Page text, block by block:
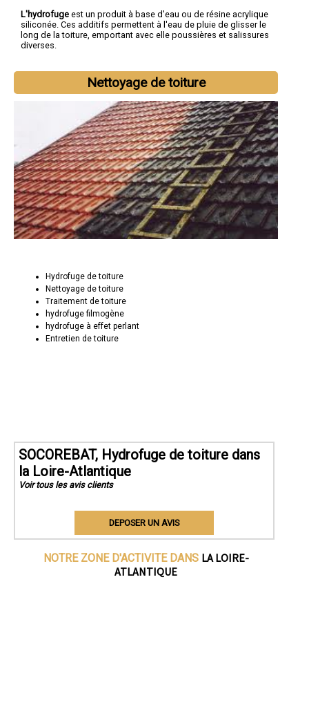
L'hydrofuge est un produit à base d'eau ou de résine acrylique
siliconée. Ces additifs permettent à l'eau de pluie de glisser le
long de la toiture, emportant avec elle poussières et salissures
diverses.
Nettoyage de toiture
Hydrofuge de toiture
Nettoyage de toiture
Traitement de toiture
hydrofuge filmogène
hydrofuge à effet perlant
Entretien de toiture
SOCOREBAT, Hydrofuge de toiture dans
la Loire-Atlantique
Voir tous les avis clients
DEPOSER UN AVIS
NOTRE ZONE D'ACTIVITE DANS LA LOIRE-
ATLANTIQUE